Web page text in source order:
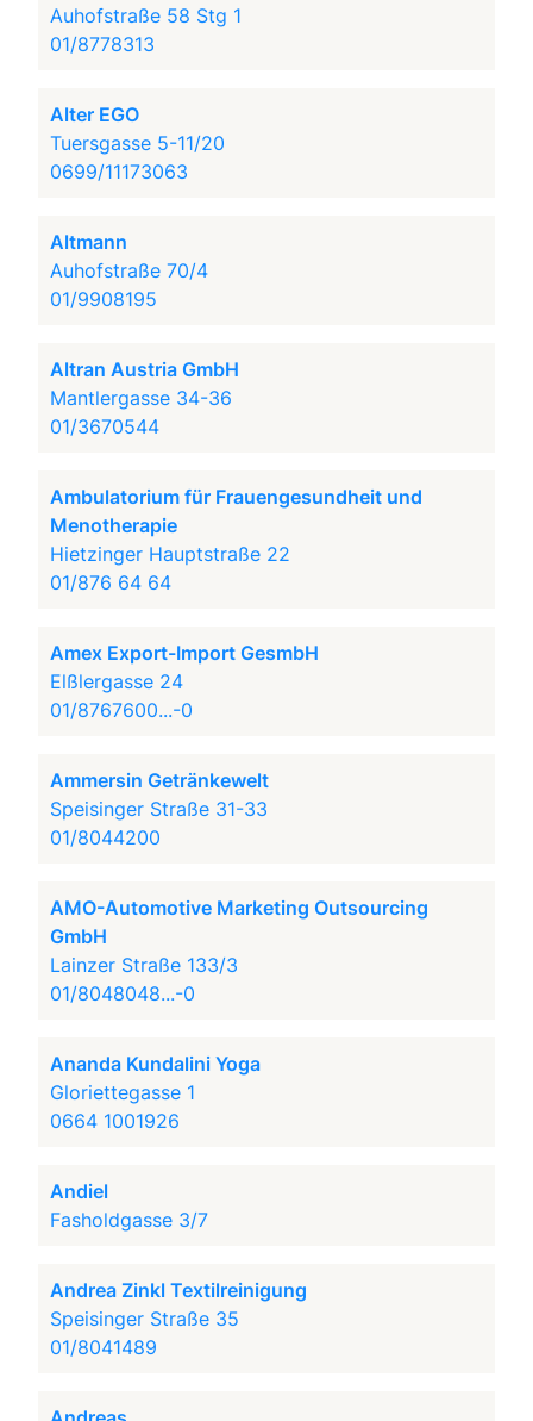
Auhofstraße 58 Stg 1
01/8778313
Alter EGO
Tuersgasse 5-11/20
0699/11173063
Altmann
Auhofstraße 70/4
01/9908195
Altran Austria GmbH
Mantlergasse 34-36
01/3670544
Ambulatorium für Frauengesundheit und
Menotherapie
Hietzinger Hauptstraße 22
01/876 64 64
Amex Export-Import GesmbH
Elßlergasse 24
01/8767600...-0
Ammersin Getränkewelt
Speisinger Straße 31-33
01/8044200
AMO-Automotive Marketing Outsourcing
GmbH
Lainzer Straße 133/3
01/8048048...-0
Ananda Kundalini Yoga
Gloriettegasse 1
0664 1001926
Andiel
Fasholdgasse 3/7
Andrea Zinkl Textilreinigung
Speisinger Straße 35
01/8041489